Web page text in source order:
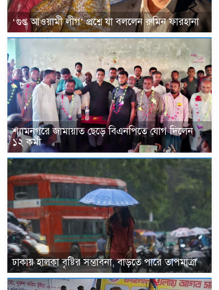
‘গুপ্ত আওয়ামী লীগ’ প্রশ্নে যা বললেন রুমিন ফারহানা
শ্যামনগরে জামায়াত ছেড়ে বিএনপিতে যোগ দিলেন
১২ কর্মী
ঢাকায় হালকা বৃষ্টির সম্ভাবনা, বাড়তে পারে তাপমাত্রা